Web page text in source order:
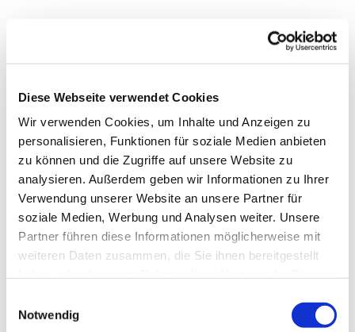
Diese Webseite verwendet Cookies
Wir verwenden Cookies, um Inhalte und Anzeigen zu
personalisieren, Funktionen für soziale Medien anbieten
zu können und die Zugriffe auf unsere Website zu
analysieren. Außerdem geben wir Informationen zu Ihrer
Verwendung unserer Website an unsere Partner für
soziale Medien, Werbung und Analysen weiter. Unsere
Partner führen diese Informationen möglicherweise mit
weiteren Daten zusammen, die Sie ihnen bereitgestellt
Notwendig
Dies könnte Sie auch
interessieren